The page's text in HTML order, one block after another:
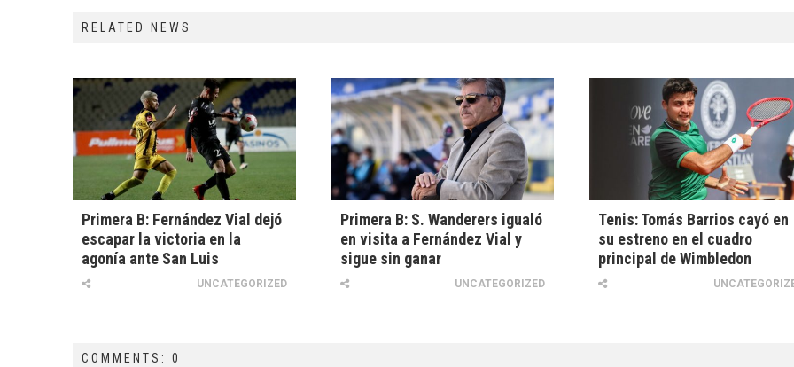
RELATED NEWS
Primera B: Fernández Vial dejó
escapar la victoria en la
agonía ante San Luis
UNCATEGORIZED
Primera B: S. Wanderers igualó
en visita a Fernández Vial y
sigue sin ganar
UNCATEGORIZED
Tenis: Tomás Barrios cayó en
su estreno en el cuadro
principal de Wimbledon
COMMENTS: 0